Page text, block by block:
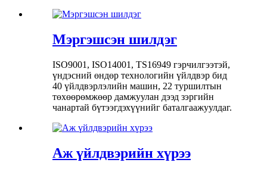
Мэргэшсэн шилдэг
ISO9001, ISO14001, TS16949 гэрчилгээтэй,
үндэсний өндөр технологийн үйлдвэр бид
40 үйлдвэрлэлийн машин, 22 туршилтын
төхөөрөмжөөр дамжуулан дээд зэргийн
чанартай бүтээгдэхүүнийг баталгаажуулдаг.
Аж үйлдвэрийн хүрээ